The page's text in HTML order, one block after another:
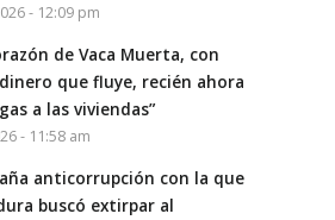
- 12:09 pm
de Vaca Muerta, con
que fluye, recién ahora
a las viviendas”
- 11:58 am
anticorrupción con la que
buscó extirpar al